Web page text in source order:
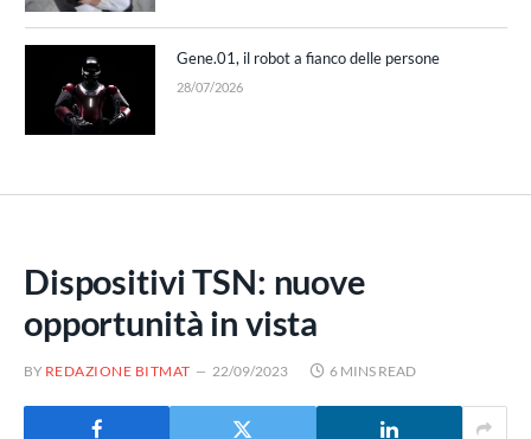
Gene.01, il robot a fianco delle persone
28/07/2026
Dispositivi TSN: nuove
opportunità in vista
BY REDAZIONE BITMAT 22/09/2023 6 MINS READ